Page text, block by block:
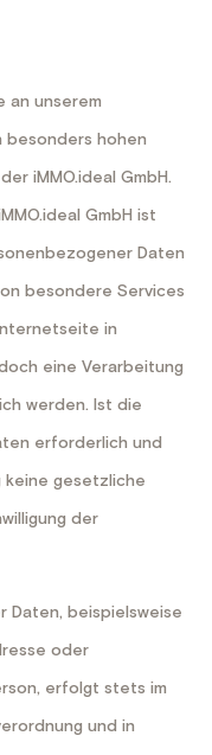
an unserem
besonders hohen
iMMO.ideal GmbH.
GmbH ist
Daten
besondere Services
in
eine Verarbeitung
werden. Ist die
erforderlich und
keine gesetzliche
der
Daten, beispielsweise
oder
erfolgt stets im
und in